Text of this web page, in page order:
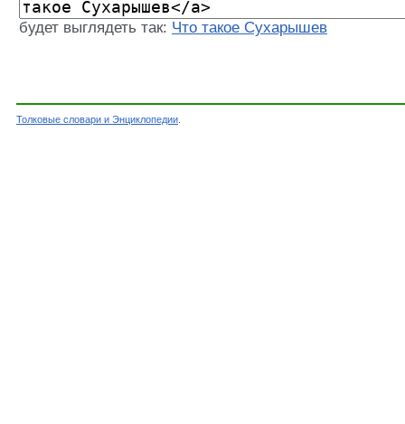
будет выглядеть так: Что такое Сухарышев
Толковые словари и Энциклопедии